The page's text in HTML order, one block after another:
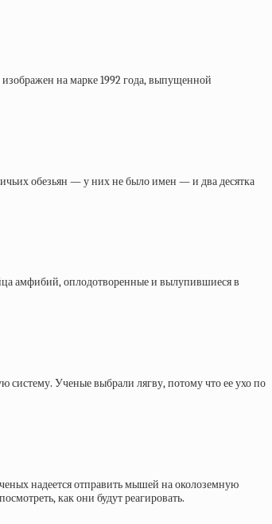
на марке 1992 года, выпущенной
обезьян — у них не было имен — и два десятка
амфибий, оплодотворенные и вылупившиеся в
систему. Ученые выбрали лягву, потому что ее ухо по
надеется отправить мышей на околоземную
как они будут реагировать.